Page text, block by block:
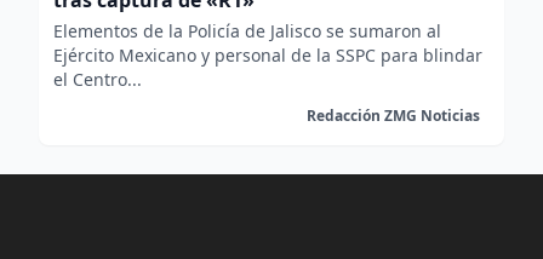
Elementos de la Policía de Jalisco se sumaron al
Ejército Mexicano y personal de la SSPC para blindar
el Centro...
Redacción ZMG Noticias